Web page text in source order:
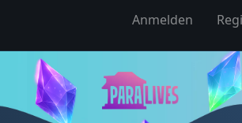
Anmelden